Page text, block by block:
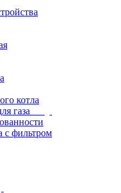
котла
газа
с фильтром